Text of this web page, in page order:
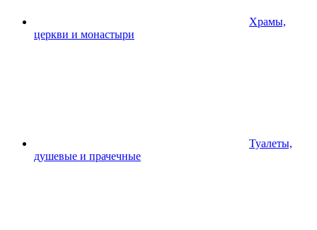
Храмы,
церкви и монастыри
Туалеты,
душевые и прачечные